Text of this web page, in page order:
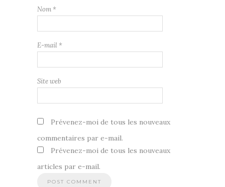
Nom *
E-mail *
Site web
Prévenez-moi de tous les nouveaux
commentaires par e-mail.
Prévenez-moi de tous les nouveaux
articles par e-mail.